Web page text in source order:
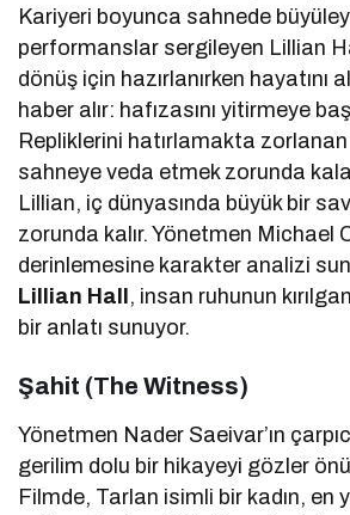
Kariyeri boyunca sahnede
performanslar sergileyen Lillian
dönüş için hazırlanırken hayatını
haber alır: hafızasını yitirmeye
Repliklerini hatırlamakta
sahneye veda etmek zorunda
Lillian, iç dünyasında büyük bir
zorunda kalır. Yönetmen Michael
derinlemesine karakter analizi
Lillian Hall , insan ruhunun
bir anlatı sunuyor.
Şahit (The Witness)
Yönetmen Nader Saeivar’ın
gerilim dolu bir hikayeyi gözler
Filmde, Tarlan isimli bir kadın, en